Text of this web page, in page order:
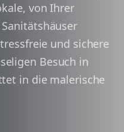
von Ihrer
und sichere
Besuch in
in die malerische